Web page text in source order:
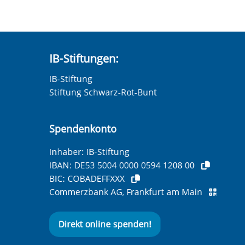
IB-Stiftungen:
IB-Stiftung
Stiftung Schwarz-Rot-Bunt
Spendenkonto
Inhaber: IB-Stiftung
IBAN: DE53 5004 0000 0594 1208 00
BIC: COBADEFFXXX
Commerzbank AG, Frankfurt am Main
Direkt online spenden!